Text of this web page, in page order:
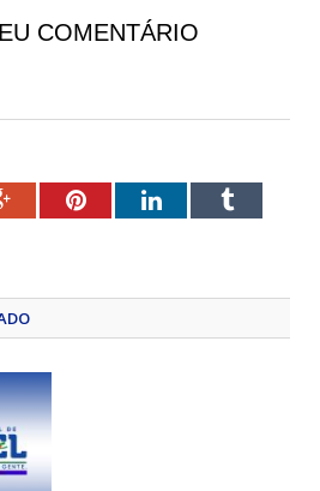
COMENTÁRIO
Google+PinterestLinkedInTumblr